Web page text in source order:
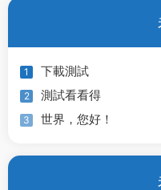
1 下載測試
2 測試看看得
3 世界，您好！